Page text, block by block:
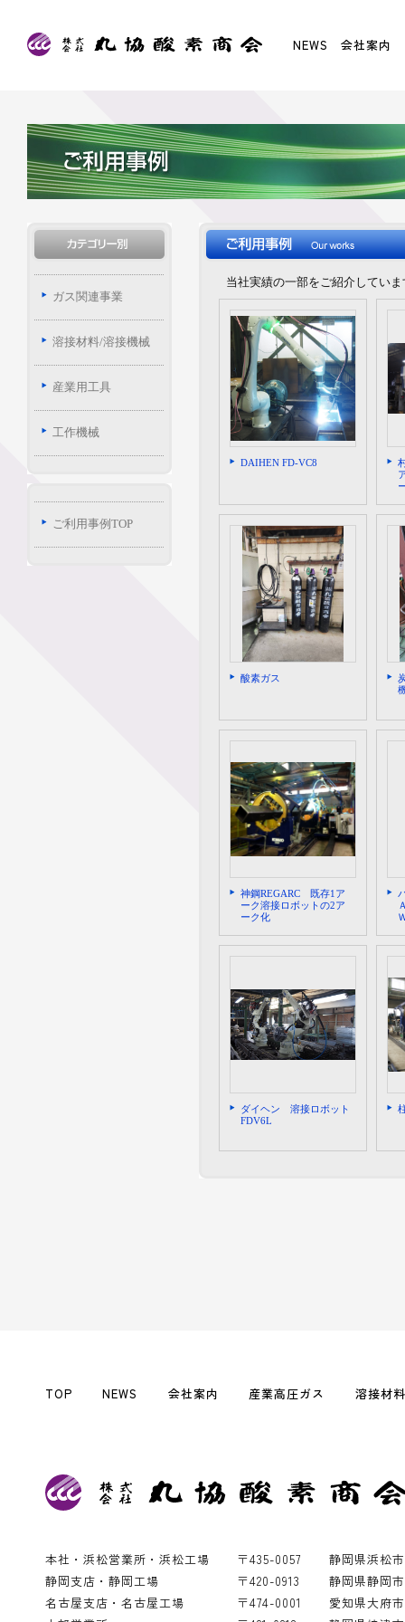
NEWS 会社案内
当社実績の一部をご紹介していま
DAIHEN FD-VC8
酸素ガス
神鋼REGARC 既存1ア
ーク溶接ロボットの2ア
ーク化
ダイヘン 溶接ロボット
FDV6L
ガス関連事業
溶接材料/溶接機械
産業用工具
工作機械
ご利用事例TOP
TOP NEWS 会社案内 産業高圧ガス 溶接材
本社・浜松営業所・浜松工場 〒435-0057
静岡県浜松
静岡支店・静岡工場
〒420-0913
静岡県静岡
名古屋支店・名古屋工場
〒474-0001
愛知県大府